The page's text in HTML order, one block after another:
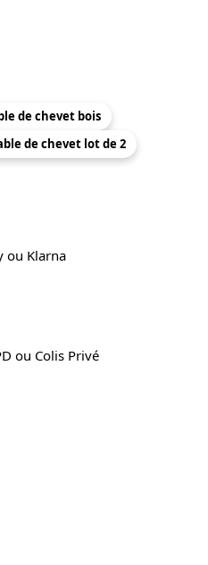
de chevet bois
de chevet lot de 2
ou Klarna
ou Colis Privé